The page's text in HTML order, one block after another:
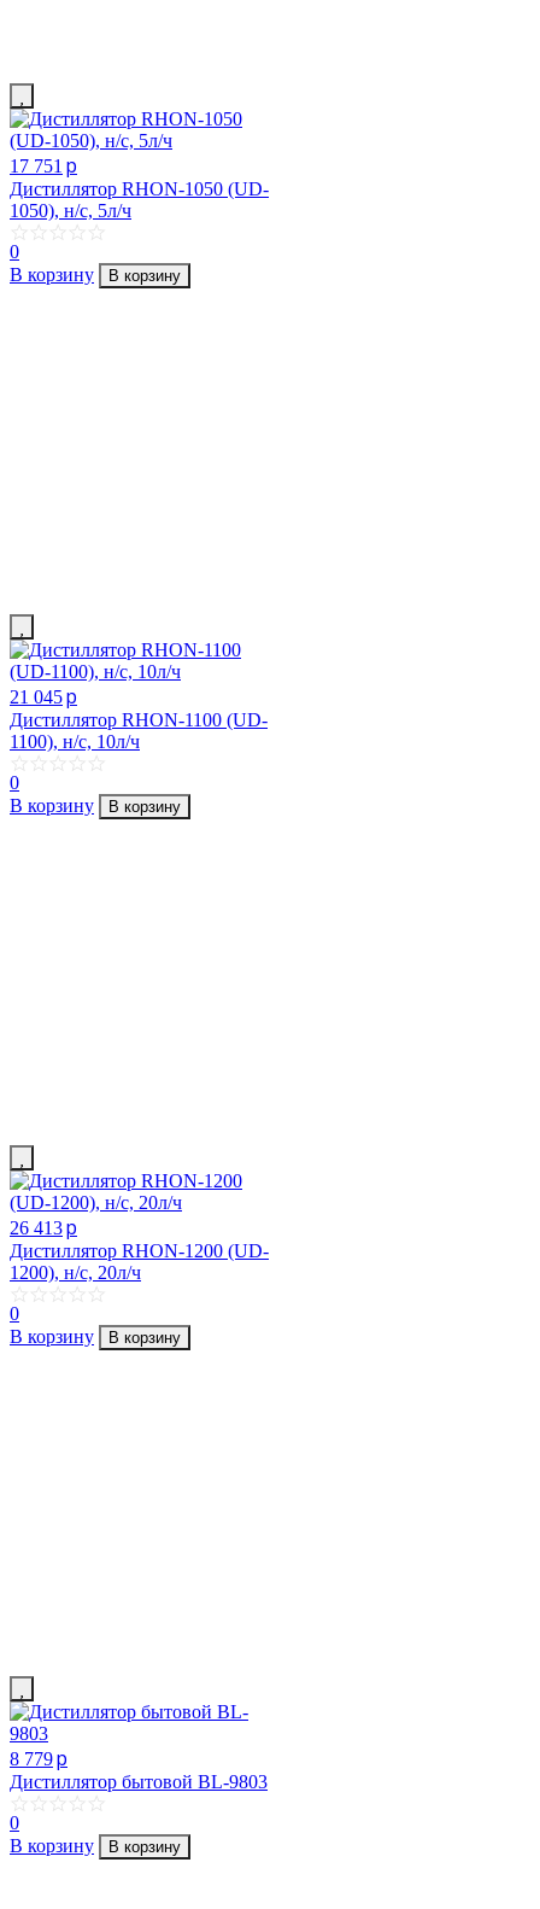
17 751 p
Дистиллятор RHON-1050 (UD-
1050), н/с, 5л/ч
0
В корзину
В корзину
21 045p
Дистиллятор RHON-1100 (UD-
1100), н/с, 10л/ч
0
В корзину
В корзину
26 413p
Дистиллятор RHON-1200 (UD-
1200), н/с, 20л/ч
0
В корзину
В корзину
8 779p
Дистиллятор бытовой BL-9803
0
В корзину
В корзину